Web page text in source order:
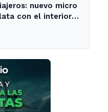
nuevo micro
con el interior